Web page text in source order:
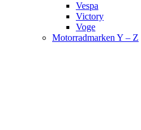
Vespa
Victory
Voge
Motorradmarken Y – Z